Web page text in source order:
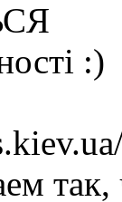
:)
так,